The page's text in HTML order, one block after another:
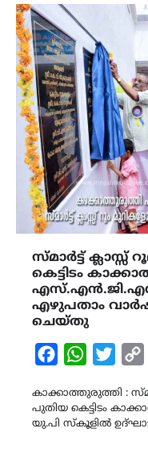
സ്മാർട്ട്
കെട്ടിടം
എഴുപതാം
ചെയ്തു
FacebookWhatsApp
കാക്കാത്തുരുത്തി :
പുതിയ കെട്ടിടം
യു.പി സ്കൂളിൽ